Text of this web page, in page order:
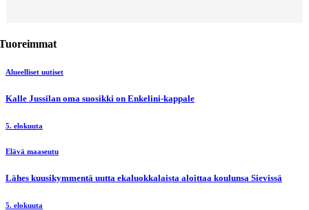
Alueelliset uutiset
Kalle Jussilan oma suosikki on Enkelini-kappale
5. elokuuta
Elävä maaseutu
Lähes kuusikymmentä uutta ekaluokkalaista aloittaa koulunsa Sievissä
5. elokuuta